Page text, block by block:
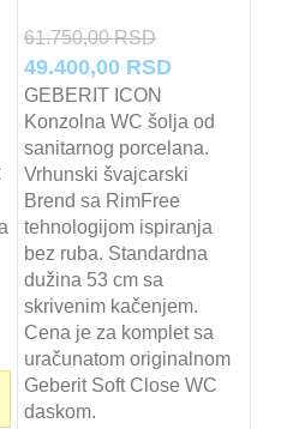
RSD.
61.750,00RSD
Originalna
cena
je
bila:
61.750,00 RSD.
49.400,00 RSDTrenutna
je:
49.400,00
GEBERIT ICON
Konzolna WC šolja od
sanitarnog porcelana.
Vrhunski švajcarski
Brend sa RimFree
tehnologijom ispiranja
bez ruba. Standardna
dužina 53 cm sa
skrivenim kačenjem.
Cena je za komplet sa
uračunatom originalnom
Geberit Soft Close WC
daskom.